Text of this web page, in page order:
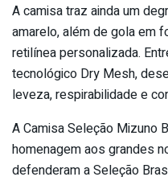
A camisa traz ainda um
amarelo, além de gola em
retilínea personalizada.
tecnológico Dry Mesh,
leveza, respirabilidade e
A Camisa Seleção Mizuno
homenagem aos grandes
defenderam a Seleção